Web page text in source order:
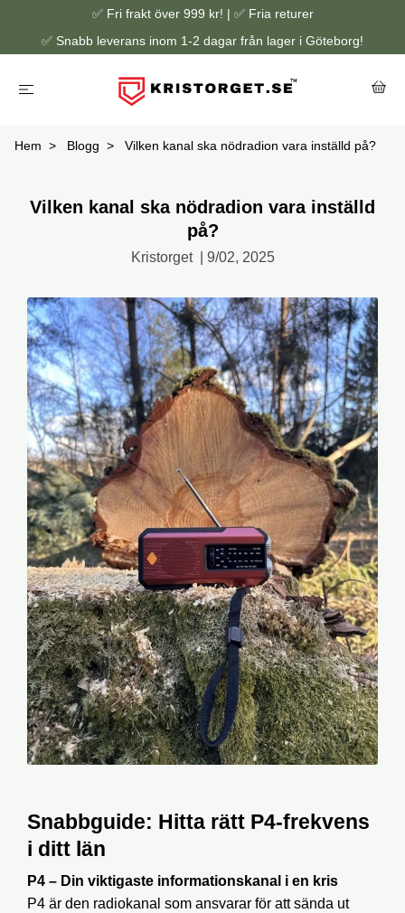
✅ Fri frakt över 999 kr! | ✅ Fria returer
✅ Snabb leverans inom 1-2 dagar från lager i Göteborg!
Hem Blogg Vilken kanal ska nödradion vara inställd på?
Vilken kanal ska nödradion vara inställd
på?
Kristorget 9/02, 2025
Snabbguide: Hitta rätt P4-frekvens
i ditt län
P4 – Din viktigaste informationskanal i en kris
P4 är den radiokanal som ansvarar för att sända ut